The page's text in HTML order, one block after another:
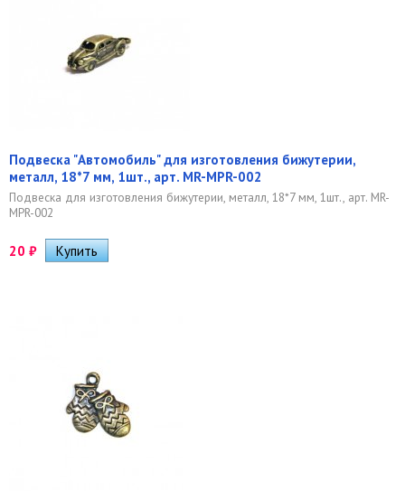
Подвеска "Автомобиль" для изготовления бижутерии,
металл, 18*7 мм, 1шт., арт. MR-MPR-002
Подвеска для изготовления бижутерии, металл, 18*7 мм, 1шт., арт. MR-
MPR-002
20 ₽